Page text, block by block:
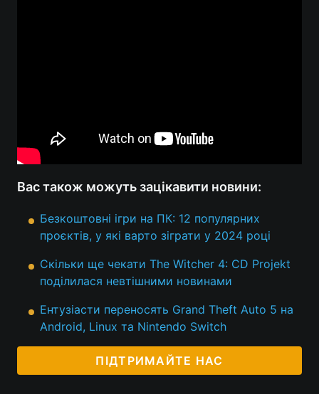
Вас також можуть зацікавити новини:
Безкоштовні ігри на ПК: 12 популярних
проєктів, у які варто зіграти у 2024 році
Скільки ще чекати The Witcher 4: CD Projekt
поділилася невтішними новинами
Ентузіасти переносять Grand Theft Auto 5 на
Android, Linux та Nintendo Switch
ПІДТРИМАЙТЕ НАС